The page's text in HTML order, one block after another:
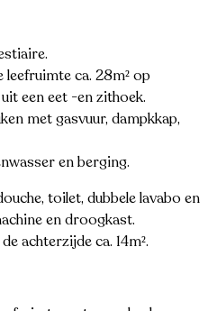
leefruimte ca. 28m² op
een eet -en zithoek.
met gasvuur, dampkkap,
en berging.
toilet, dubbele lavabo en
en droogkast.
achterzijde ca. 14m².